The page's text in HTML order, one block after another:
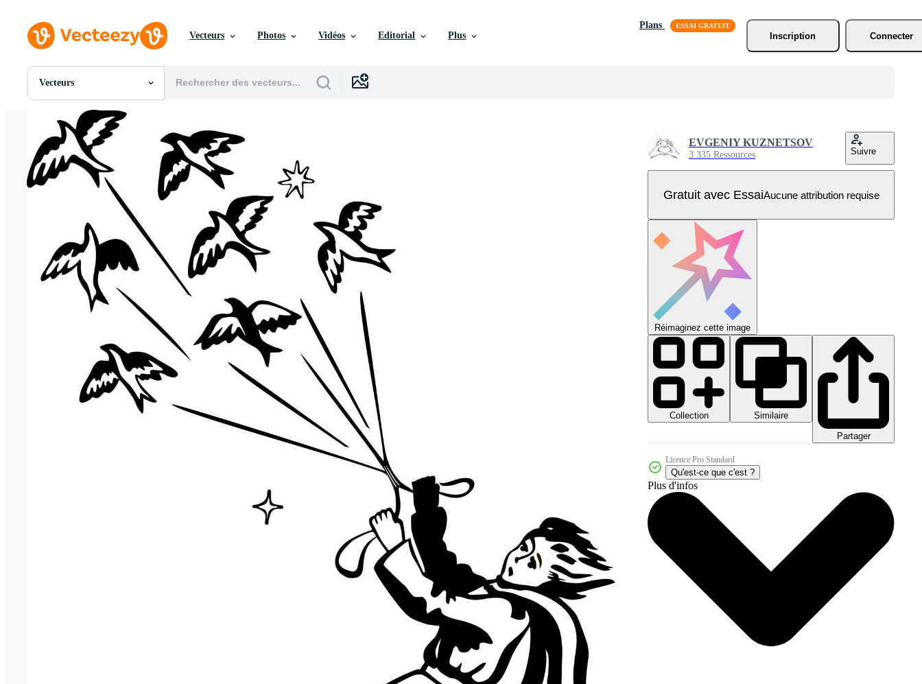
Vecteurs Photos Vidéos Editorial Plus
Plans
Inscription
Connecter
Vecteurs
Toutes Images
Photos
PNGs
PSDs
SVGs
Modèles
Images Éditoriales
Événements Éditoriaux
EVGENIY KUZNETSOV
3 335 Ressources Suivre
Gratuit avec EssaiAucune attribution requise
Réimaginez cette image
Collection
Similaire
Partager
Licence Pro Standard
Qu'est-ce que c'est ?
Plus d'infos